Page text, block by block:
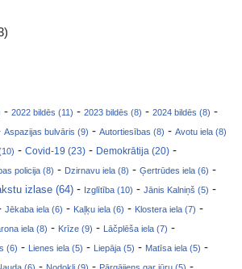
- 2022 bildēs (11) - 2023 bildēs (8) - 2024 bildēs (8) -
Aspazijas bulvāris (9) - Autortiesības (8) - Avotu iela (8)
- Covid-19 (23) - Demokrātija (20) -
policija (8) - Dzirnavu iela (8) - Ģertrūdes iela (6) -
izlase (64) - Izglītība (10) - Jānis Kalniņš (5) -
Jēkaba iela (6) - Kaļķu iela (6) - Klostera iela (7) -
iela (8) - Krīze (9) - Lāčplēša iela (7) -
(6) - Lienes iela (5) - Liepāja (5) - Matīsa iela (5) -